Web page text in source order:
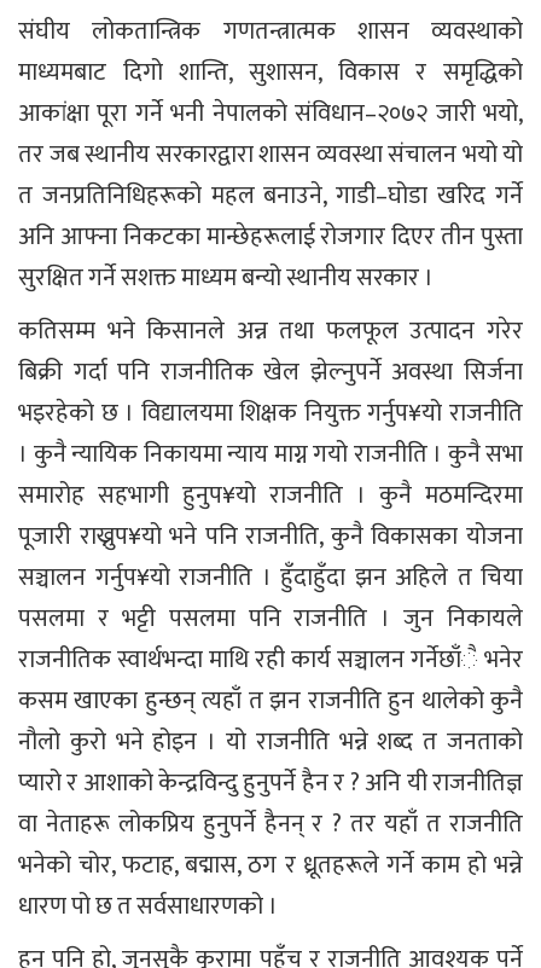
संघीय लोकतान्त्रिक गणतन्त्रात्मक शासन व्यवस्थाको
माध्यमबाट दिगो शान्ति, सुशासन, विकास र समृद्धिको
आकांक्षा पूरा गर्ने भनी नेपालको संविधान–२०७२ जारी भयो,
तर जब स्थानीय सरकारद्वारा शासन व्यवस्था संचालन भयो यो
त जनप्रतिनिधिहरूको महल बनाउने, गाडी–घोडा खरिद गर्ने
अनि आफ्ना निकटका मान्छेहरूलाई रोजगार दिएर तीन पुस्ता
सुरक्षित गर्ने सशक्त माध्यम बन्यो स्थानीय सरकार ।
कतिसम्म भने किसानले अन्न तथा फलफूल उत्पादन गरेर
बिक्री गर्दा पनि राजनीतिक खेल झेल्नुपर्ने अवस्था सिर्जना
भइरहेको छ । विद्यालयमा शिक्षक नियुक्त गर्नुप¥यो राजनीति
। कुनै न्यायिक निकायमा न्याय माग्न गयो राजनीति । कुनै सभा
समारोह सहभागी हुनुप¥यो राजनीति । कुनै मठमन्दिरमा
पूजारी राख्नुप¥यो भने पनि राजनीति, कुनै विकासका योजना
सञ्चालन गर्नुप¥यो राजनीति । हुँदाहुँदा झन अहिले त चिया
पसलमा र भट्टी पसलमा पनि राजनीति । जुन निकायले
राजनीतिक स्वार्थभन्दा माथि रही कार्य सञ्चालन गर्नेछाँै भनेर
कसम खाएका हुन्छन् त्यहाँ त झन राजनीति हुन थालेको कुनै
नौलो कुरो भने होइन । यो राजनीति भन्ने शब्द त जनताको
प्यारो र आशाको केन्द्रविन्दु हुनुपर्ने हैन र ? अनि यी राजनीतिज्ञ
वा नेताहरू लोकप्रिय हुनुपर्ने हैनन् र ? तर यहाँ त राजनीति
भनेको चोर, फटाह, बद्मास, ठग र ध्रूतहरूले गर्ने काम हो भन्ने
धारण पो छ त सर्वसाधारणको ।
हुन पनि हो, जुनसुकै कुरामा पहुँच र राजनीति आवश्यक पर्ने